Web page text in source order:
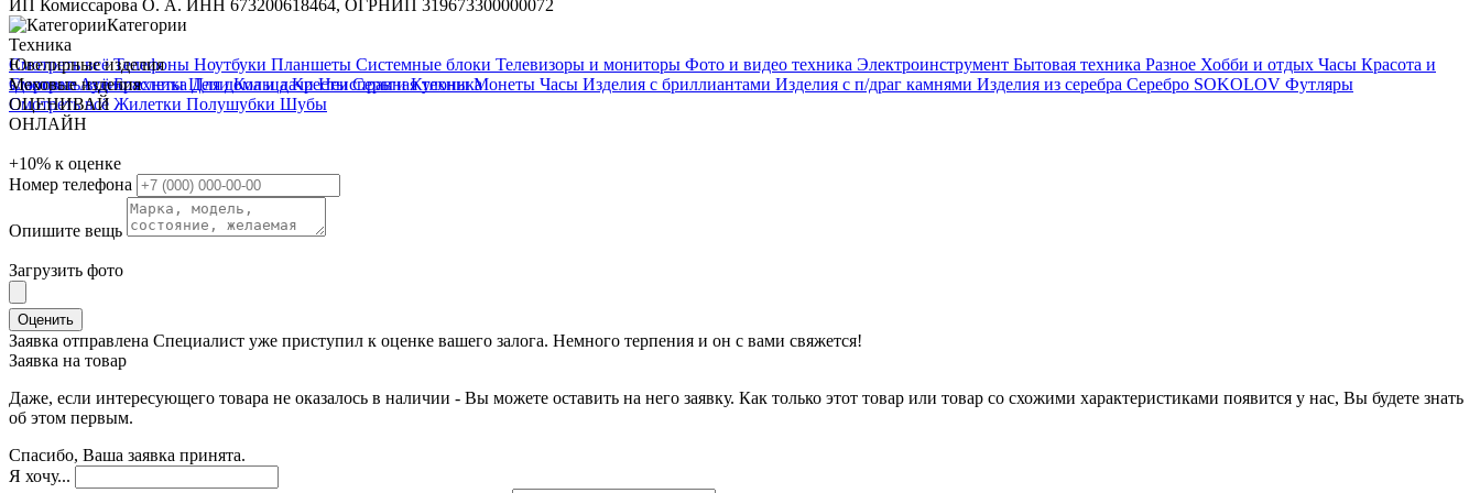
ИП Комиссарова О. А. ИНН 673200618464, ОГРНИП 319673300000072
Категории
Техника
Смотреть всёТелефоны Ноутбуки Планшеты Системные блоки Телевизоры и мониторы Фото и видео техника Электроинструмент Бытовая техника Разное Хобби и отдых Часы Красота и
здоровьеАудиотехникаДля дома и дачиНеисправная техника
Ювелирные изделия
Смотреть всёБраслетыЦепиКольцаКрестыСерьгиКулоныМонеты Часы Изделия с бриллиантами Изделия с п/драг камнями Изделия из серебра Серебро SOKOLOV Футляры
Меховые изделия
Смотреть всё Жилетки Полушубки Шубы
ОЦЕНИВАЙ
ОНЛАЙН
+10% к оценке
Номер телефона
Опишите вещь
Загрузить фото
Оценить
Заявка отправлена Специалист уже приступил к оценке вашего залога. Немного терпения и он с вами свяжется!
Заявка на товар
Даже, если интересующего товара не оказалось в наличии - Вы можете оставить на него заявку. Как только этот товар или товар со схожими характеристиками появится у нас, Вы будете знать
об этом первым.
Спасибо, Ваша заявка принята.
Я хочу...